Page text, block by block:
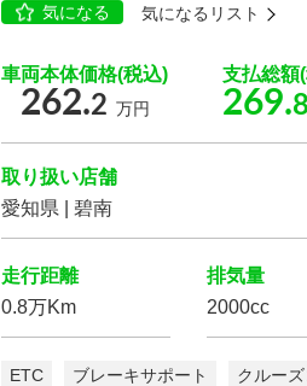
気になる 気になるリスト
車両本体価格(税込)
262.2 万円
支払総額
269.8
取り扱い店舗
愛知県 | 碧南
走行距離
0.8万Km
排気量
2000cc
ETC ブレーキサポート クルー